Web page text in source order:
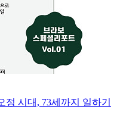
정 시대, 73세까지 일하기